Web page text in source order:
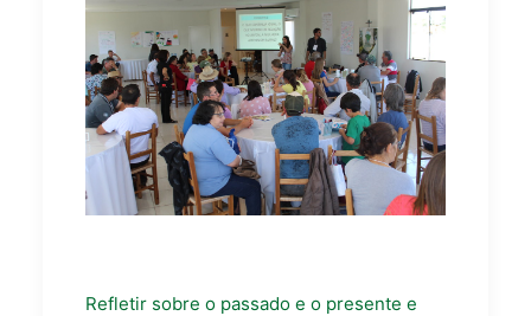
Refletir sobre o passado e o presente e